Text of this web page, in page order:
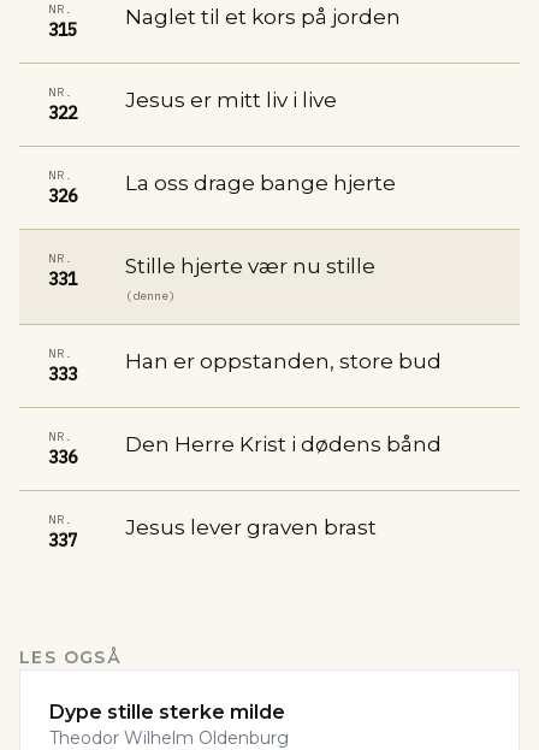
NR.
315
Naglet til et kors på jorden
NR.
322
Jesus er mitt liv i live
NR.
326
La oss drage bange hjerte
NR.
331
Stille hjerte vær nu stille
(denne)
NR.
333
Han er oppstanden, store bud
NR.
336
Den Herre Krist i dødens bånd
NR.
337
Jesus lever graven brast
LES OGSÅ
Dype stille sterke milde
Theodor Wilhelm Oldenburg